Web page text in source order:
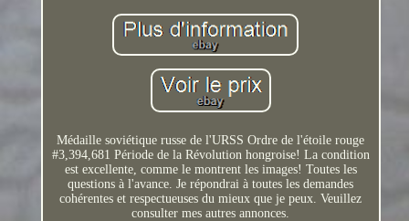
Médaille soviétique russe de l'URSS Ordre de l'étoile rouge
#3,394,681 Période de la Révolution hongroise! La condition
est excellente, comme le montrent les images! Toutes les
questions à l'avance. Je répondrai à toutes les demandes
cohérentes et respectueuses du mieux que je peux. Veuillez
consulter mes autres annonces.